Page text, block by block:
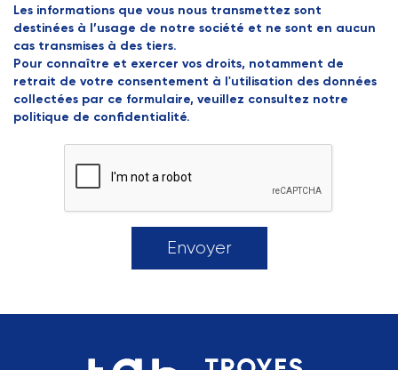
Les informations que vous nous transmettez sont
destinées à l’usage de notre société et ne sont en aucun
cas transmises à des tiers.
Pour connaître et exercer vos droits, notamment de
retrait de votre consentement à l'utilisation des données
collectées par ce formulaire, veuillez consultez notre
politique de confidentialité.
Envoyer